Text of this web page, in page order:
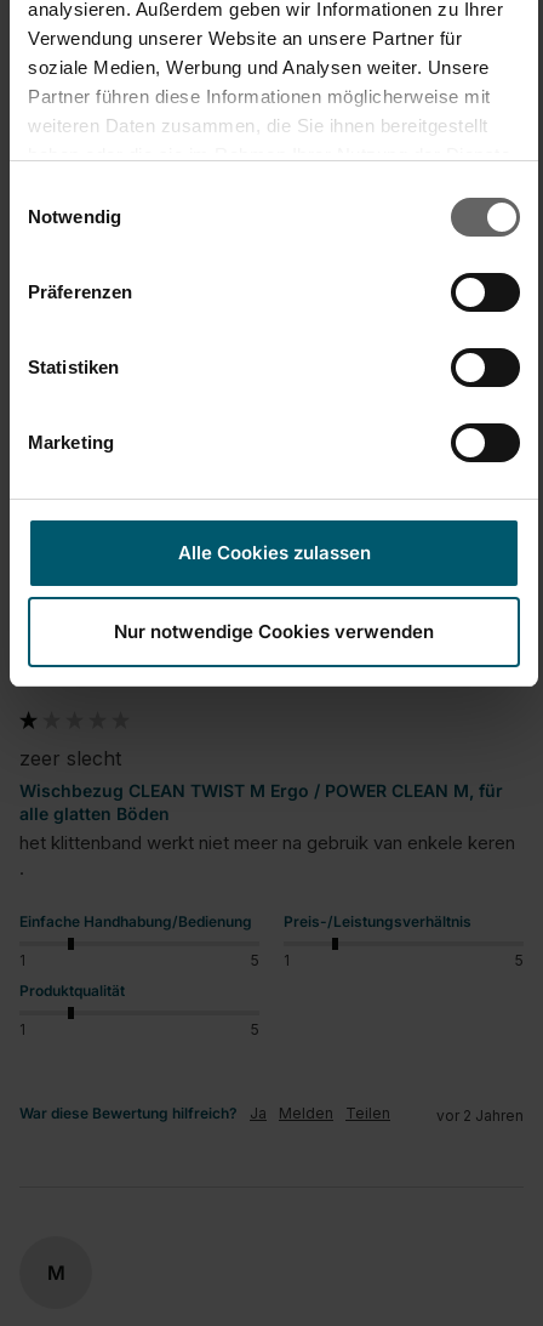
analysieren. Außerdem geben wir Informationen zu Ihrer
Verwendung unserer Website an unsere Partner für
soziale Medien, Werbung und Analysen weiter. Unsere
Partner führen diese Informationen möglicherweise mit
weiteren Daten zusammen, die Sie ihnen bereitgestellt
Cookies, wenn Sie unsere Webseite weiterhin nutzen.
Notwendig
Präferenzen
Statistiken
Marketing
Alle Cookies zulassen
Nur notwendige Cookies verwenden
Der Wischer tut was er soll. Passt natürlich super zu dem
Klick-System des Clean Twist Wischer.
Einfache Handhabung/Bedienung
5
Preis-/Leistungsverhältnis
1
Produktqualität
War diese Bewertung hilfreich? vor 2 Jahren
M
Miesm
zeer slecht
Wischbezug CLEAN TWIST M Ergo / POWER CLEAN M, für
alle glatten Böden
het klittenband werkt niet meer na gebruik van enkele keren
.
Einfache Handhabung/Bedienung
1 5
Preis-/Leistungsverhältnis
1
5
Produktqualität
1 5
War diese Bewertung hilfreich? Ja Melden Teilen vor 2 Jahren
M